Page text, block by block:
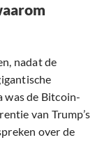
nadat de
was de Bitcoin-
van Trump’s
over de